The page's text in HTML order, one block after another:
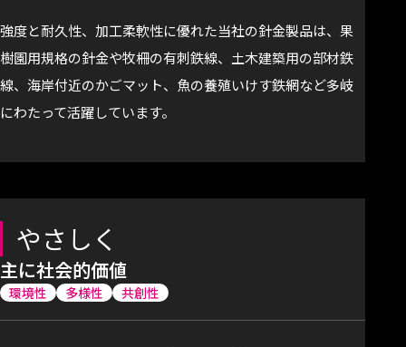
強度と耐久性、加工柔軟性に優れた当社の針金製品は、果
樹園用規格の針金や牧柵の有刺鉄線、土木建築用の部材鉄
線、海岸付近のかごマット、魚の養殖いけす鉄網など多岐
にわたって活躍しています。
やさしく
主に社会的価値
環境性 多様性 共創性